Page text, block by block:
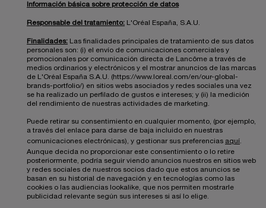
Información básica sobre protección de datos
Responsable del tratamiento: L'Oréal España, S.A.U.
Finalidades: Las finalidades principales de tratamiento de sus datos
personales son: (i) el envío de comunicaciones comerciales y
promocionales por comunicación directa de Lancôme a través de
medios ordinarios y electrónicos y el mostrar anuncios de las marcas
de L'Oréal España S.A.U. (https://www.loreal.com/en/our-global-
brands-portfolio/) en sitios webs asociados y redes sociales una vez
se ha realizado un perfilado de gustos e intereses; y (ii) la medición
del rendimiento de nuestras actividades de marketing.
Puede retirar su consentimiento en cualquier momento, (por ejemplo,
a través del enlace para darse de baja incluido en nuestras
comunicaciones electrónicas), y gestionar sus preferencias aquí
Aunque decida no proporcionar este consentimiento o lo retire
posteriormente, podría seguir viendo anuncios nuestros en sitios web
y redes sociales de nuestros socios dado que estos anuncios se
basan en su historial de navegación y en tecnologías como las
cookies o las audiencias lookalike, que nos permiten mostrarle
publicidad relevante según sus intereses si así lo elige.